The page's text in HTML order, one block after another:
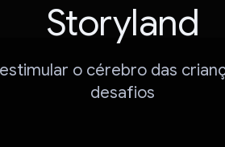
Storyland
o cérebro das
desafios